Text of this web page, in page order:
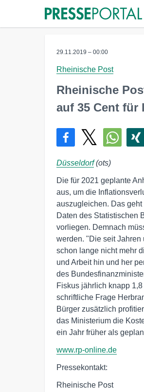
29.11.2019 – 00:00
Rheinische Post
Rheinische
auf 35 Cent
Düsseldorf(ots)
Die für 2021 geplante
aus, um die
auszugleichen. Das
Daten des Statistischen
vorliegen. Demnach
werden. "Die seit
schon lange nicht mehr
und Arbeit hin und her
des
Fiskus jährlich knapp
schriftliche Frage
Bürger zusätzlich
das Ministerium die
ein Jahr früher als
www.rp-online.de
Pressekontakt:
Rheinische Post